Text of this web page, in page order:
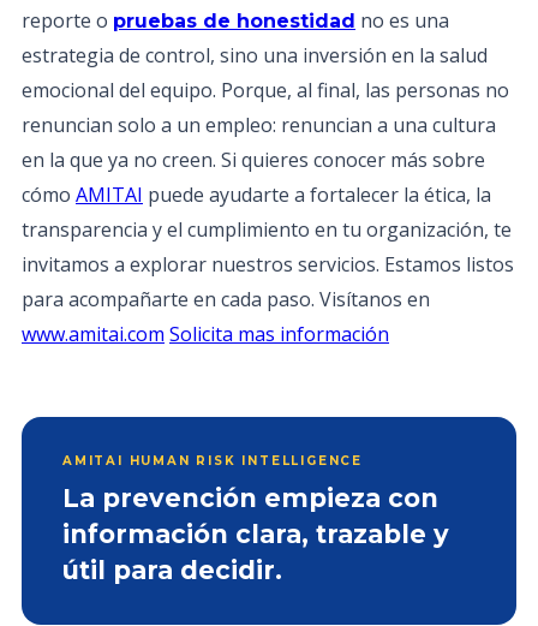
reporte o pruebas de honestidad no es una
estrategia de control, sino una inversión en la salud
emocional del equipo. Porque, al final, las personas no
renuncian solo a un empleo: renuncian a una cultura
en la que ya no creen. Si quieres conocer más sobre
cómo AMITAI puede ayudarte a fortalecer la ética, la
transparencia y el cumplimiento en tu organización, te
invitamos a explorar nuestros servicios. Estamos listos
para acompañarte en cada paso. Visítanos en
www.amitai.com Solicita mas información
AMITAI HUMAN RISK INTELLIGENCE
La prevención empieza con
información clara, trazable y
útil para decidir.